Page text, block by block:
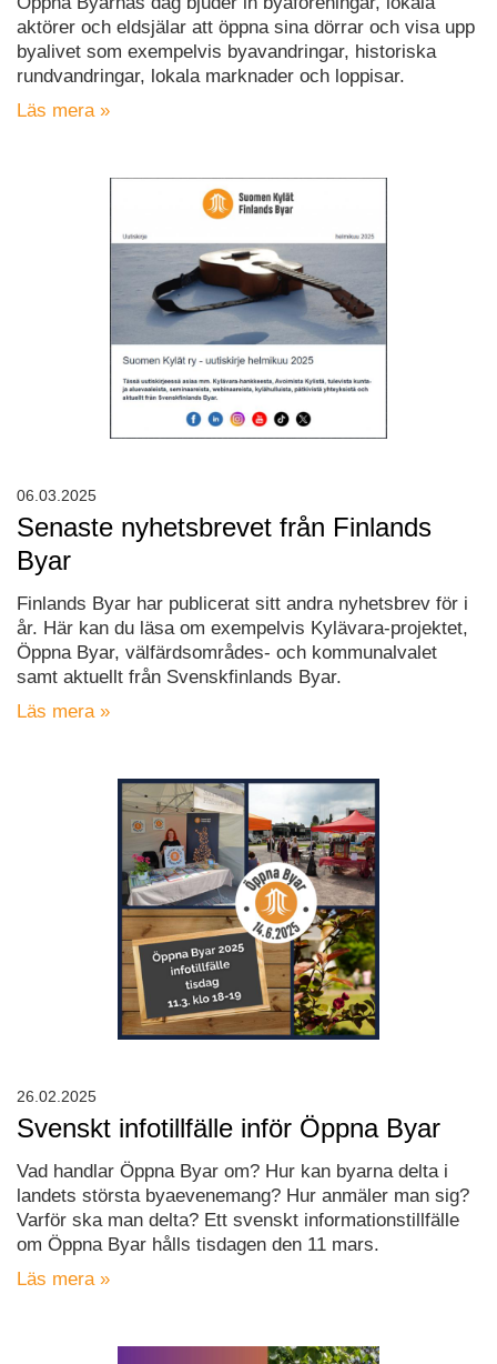
aktörer och eldsjälar att öppna sina dörrar och visa upp
byalivet som exempelvis byavandringar, historiska
rundvandringar, lokala marknader och loppisar.
Läs mera »
Senaste nyhetsbrevet från Finlands
Byar
Finlands Byar har publicerat sitt andra nyhetsbrev för i
år. Här kan du läsa om exempelvis Kylävara-projektet,
Öppna Byar, välfärdsområdes- och kommunalvalet
samt aktuellt från Svenskfinlands Byar.
Läs mera »
06.03.2025
Svenskt infotillfälle inför Öppna Byar
Vad handlar Öppna Byar om? Hur kan byarna delta i
landets största byaevenemang? Hur anmäler man sig?
Varför ska man delta? Ett svenskt informationstillfälle
om Öppna Byar hålls tisdagen den 11 mars.
Läs mera »
26.02.2025